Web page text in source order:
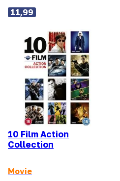
11,99
10 Film Action
Collection
Movie